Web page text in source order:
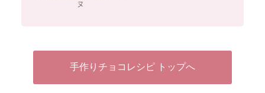
ヌ
手作りチョコレシピ トップへ